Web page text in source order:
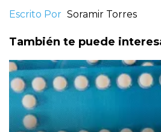
Escrito Por Soramir Torres
También te puede